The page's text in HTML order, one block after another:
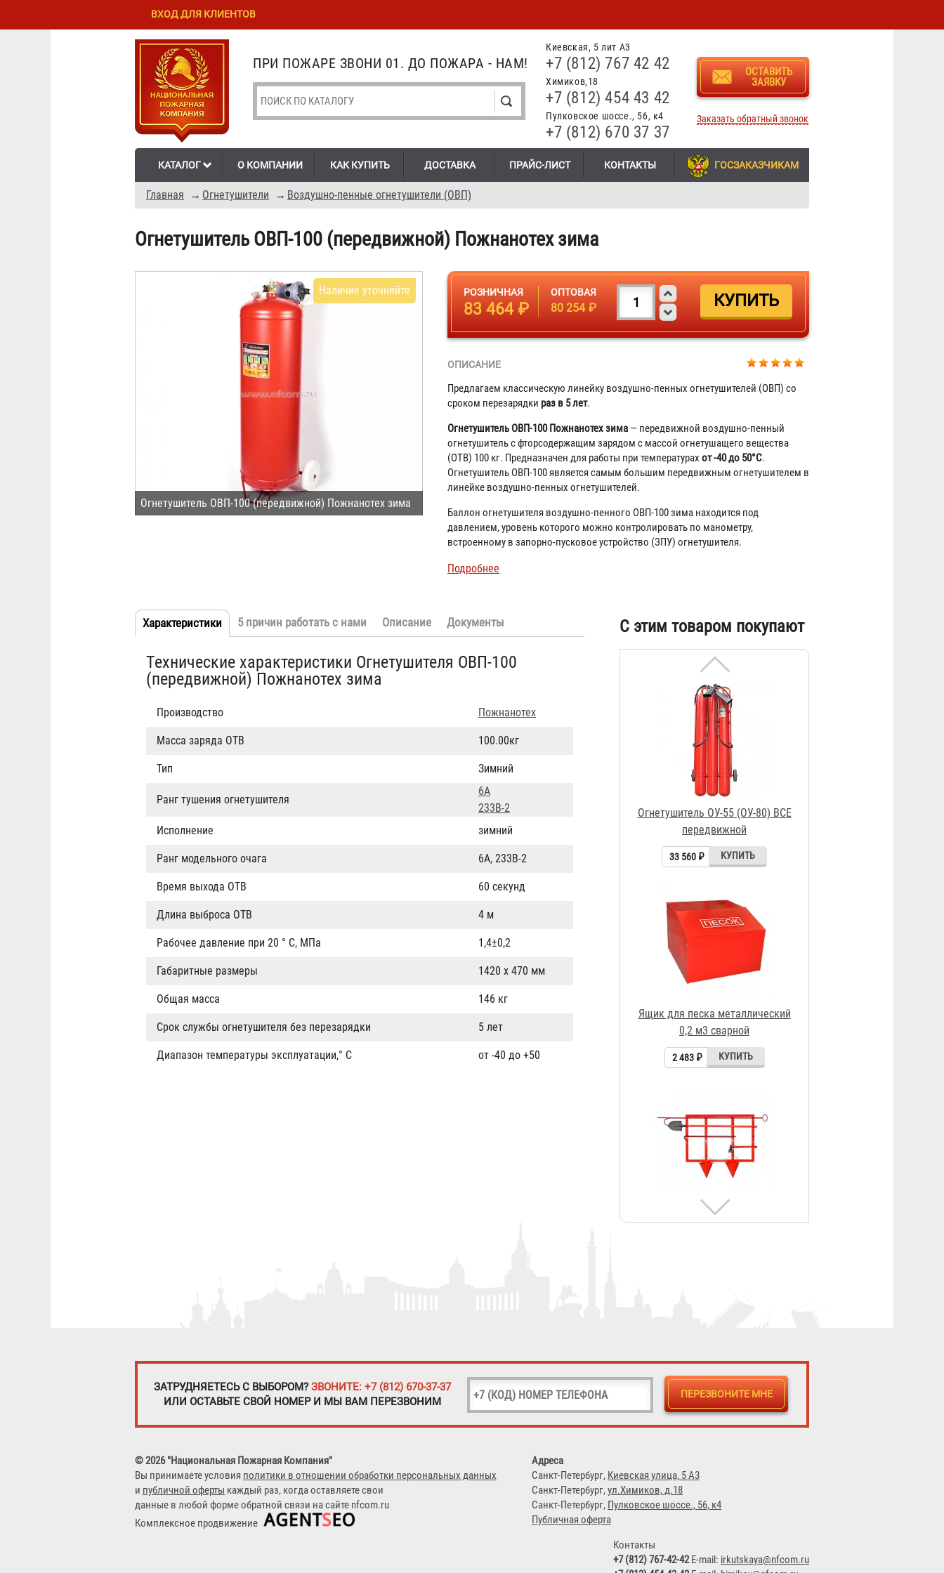
Перейти к
содержанию
Skip to
Киевская, 5 лит А3
+7 (812) 767 42 42
Химиков,18
+7 (812) 454 43 42
Пулковское шоссе., 56, к4
+7 (812) 670 37 37
ОСТАВИТЬ
ЗАЯВКУ
Заказать обратный звонок
ПРИ ПОЖАРЕ ЗВОНИ 01. ДО ПОЖАРА - НАМ!
КАТАЛОГ О КОМПАНИИ КАК КУПИТЬ ДОСТАВКА ПРАЙС-ЛИСТ КОНТАКТЫ ГОСЗАКАЗЧИКАМ
Главная → Огнетушители → Воздушно-пенные огнетушители (ОВП)
ВХОД ДЛЯ КЛИЕНТОВ
Огнетушитель ОВП-100 (передвижной) Пожнанотех зима
Огнетушитель ОВП-100 (передвижной) Пожнанотех зима
Наличие уточняйте РОЗНИЧНАЯ
83 464 ₽
ОПТОВАЯ
80 254 ₽
ОПИСАНИЕ
Предлагаем классическую линейку воздушно-пенных огнетушителей (ОВП) со
сроком перезарядки раз в 5 лет.
Огнетушитель ОВП-100 Пожнанотех зима — передвижной воздушно-пенный
огнетушитель с фторсодержащим зарядом с массой огнетушащего вещества
(ОТВ) 100 кг. Предназначен для работы при температурах от -40 до 50°C.
Огнетушитель ОВП-100 является самым большим передвижным огнетушителем в
линейке воздушно-пенных огнетушителей.
Баллон огнетушителя воздушно-пенного ОВП-100 зима находится под
давлением, уровень которого можно контролировать по манометру,
встроенному в запорно-пусковое устройство (ЗПУ) огнетушителя.
Подробнее
Табы
Характеристики (активная
5 причин работать с нами Описание Документы
Технические характеристики Огнетушителя ОВП-100
(передвижной) Пожнанотех зима
Производство Пожнанотех
Масса заряда ОТВ 100.00кг
Тип Зимний
Ранг тушения огнетушителя
6А
233B-2
Исполнение
зимний
Ранг модельного очага 6А, 233В-2
Время выхода ОТВ 60 секунд
Длина выброса ОТВ 4 м
Рабочее давление при 20 ° С, МПа 1,4±0,2
Габаритные размеры 1420 х 470 мм
Общая масса 146 кг
Срок службы огнетушителя без перезарядки 5 лет
Диапазон температуры эксплуатации,° С от -40 до +50
С этим товаром покупают
Огнетушитель ОП-50 ABCE
Гарвилон
5 689 ₽
передвижной
Ящик для песка металлический
0,2 м3 сварной
2 483 ₽
Щит пожарный металлический
открытый
829 ₽
Огнетушитель ОП-50 ABCE
ЗАТРУДНЯЕТЕСЬ С ВЫБОРОМ? ЗВОНИТЕ: +7 (812) 670-37-37
ИЛИ ОСТАВЬТЕ СВОЙ НОМЕР И МЫ ВАМ ПЕРЕЗВОНИМ
© 2026 "Национальная Пожарная Компания"
Вы принимаете условия политики в отношении обработки персональных данных
и публичной оферты каждый раз, когда оставляете свои
данные в любой форме обратной связи на сайте nfcom.ru
Комплексное продвижение
Адреса
Санкт-Петербург, Киевская улица, 5 А3
Санкт-Петербург,ул.Химиков, д.18
Санкт-Петербург, Пулковское шоссе., 56, к4
Публичная оферта
Контакты
+7 (812) 767-42-42E-mail: irkutskaya@nfcom.ru